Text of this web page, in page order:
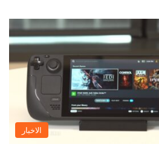
الاخبار